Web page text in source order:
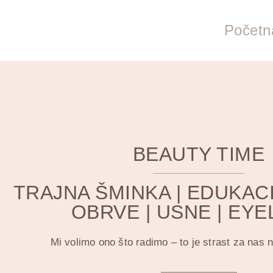
BEAUTY TIME
TRAJNA ŠMINKA |
OBRVE | USNE |
Mi volimo ono što radimo – to je strast za nas